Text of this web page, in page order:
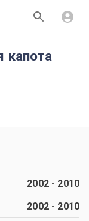
капота
2002- 2010
2002- 2010